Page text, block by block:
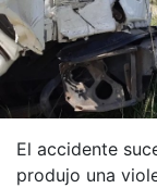
El accidente
produjo una